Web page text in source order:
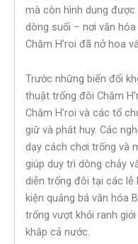
mà còn hình dung được
dòng suối – nơi văn
Chăm H’roi đã nở hoa
Trước những biến đổi
thuật trống đôi Chăm
Chăm H’roi và các tổ
giữ và phát huy. Các
dạy cách chơi trống và
giúp duy trì dòng chảy
diễn trống đôi tại các lễ
kiện quảng bá văn hóa
trống vượt khỏi ranh
khắp cả nước.